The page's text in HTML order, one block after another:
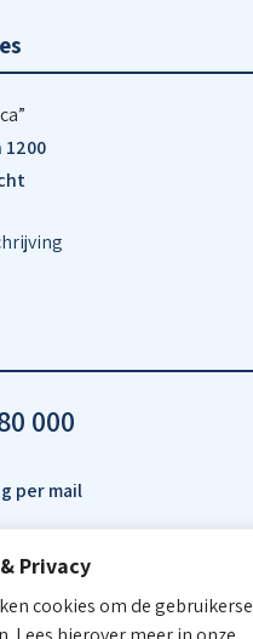
Privacy
cookies om de
000
per mail